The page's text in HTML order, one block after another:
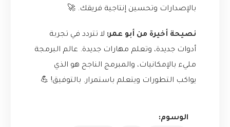
بالإصدارات وتحسين إنتاجية فريقك. 🚀
نصيحة أخيرة من أبو عمر: لا تتردد في تجربة
أدوات جديدة، وتعلم مهارات جديدة. عالم البرمجة
مليء بالإمكانيات، والمبرمج الناجح هو الذي
يواكب التطورات ويتعلم باستمرار. بالتوفيق! 💪
الوسوم: